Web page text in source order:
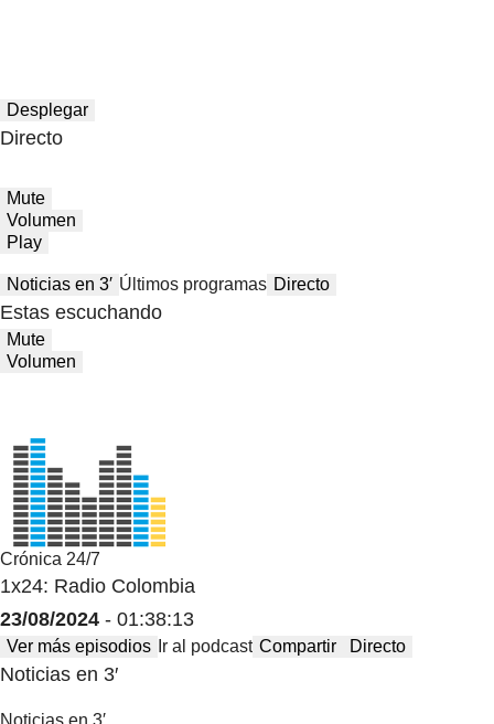
Desplegar
Directo
Mute
Volumen
Play
Noticias en 3′ Últimos programas Directo
Estas escuchando
Mute
Volumen
Crónica 24/7
1x24: Radio Colombia
23/08/2024 - 01:38:13
Ver más episodios Ir al podcast Compartir Directo
Noticias en 3′
Noticias en 3′